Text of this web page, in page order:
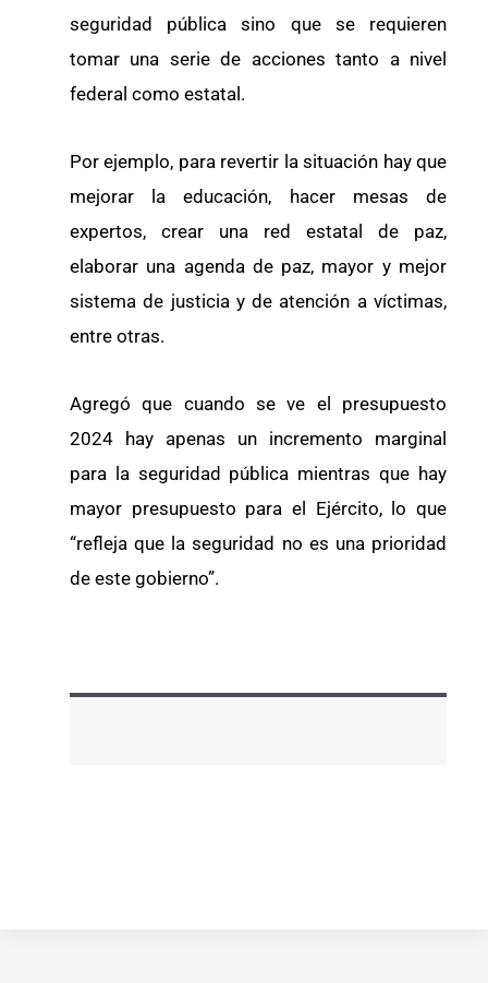
seguridad pública sino que se requieren
tomar una serie de acciones tanto a nivel
federal como estatal.
Por ejemplo, para revertir la situación hay que
mejorar la educación, hacer mesas de
expertos, crear una red estatal de paz,
elaborar una agenda de paz, mayor y mejor
sistema de justicia y de atención a víctimas,
entre otras.
Agregó que cuando se ve el presupuesto
2024 hay apenas un incremento marginal
para la seguridad pública mientras que hay
mayor presupuesto para el Ejército, lo que
“refleja que la seguridad no es una prioridad
de este gobierno”.